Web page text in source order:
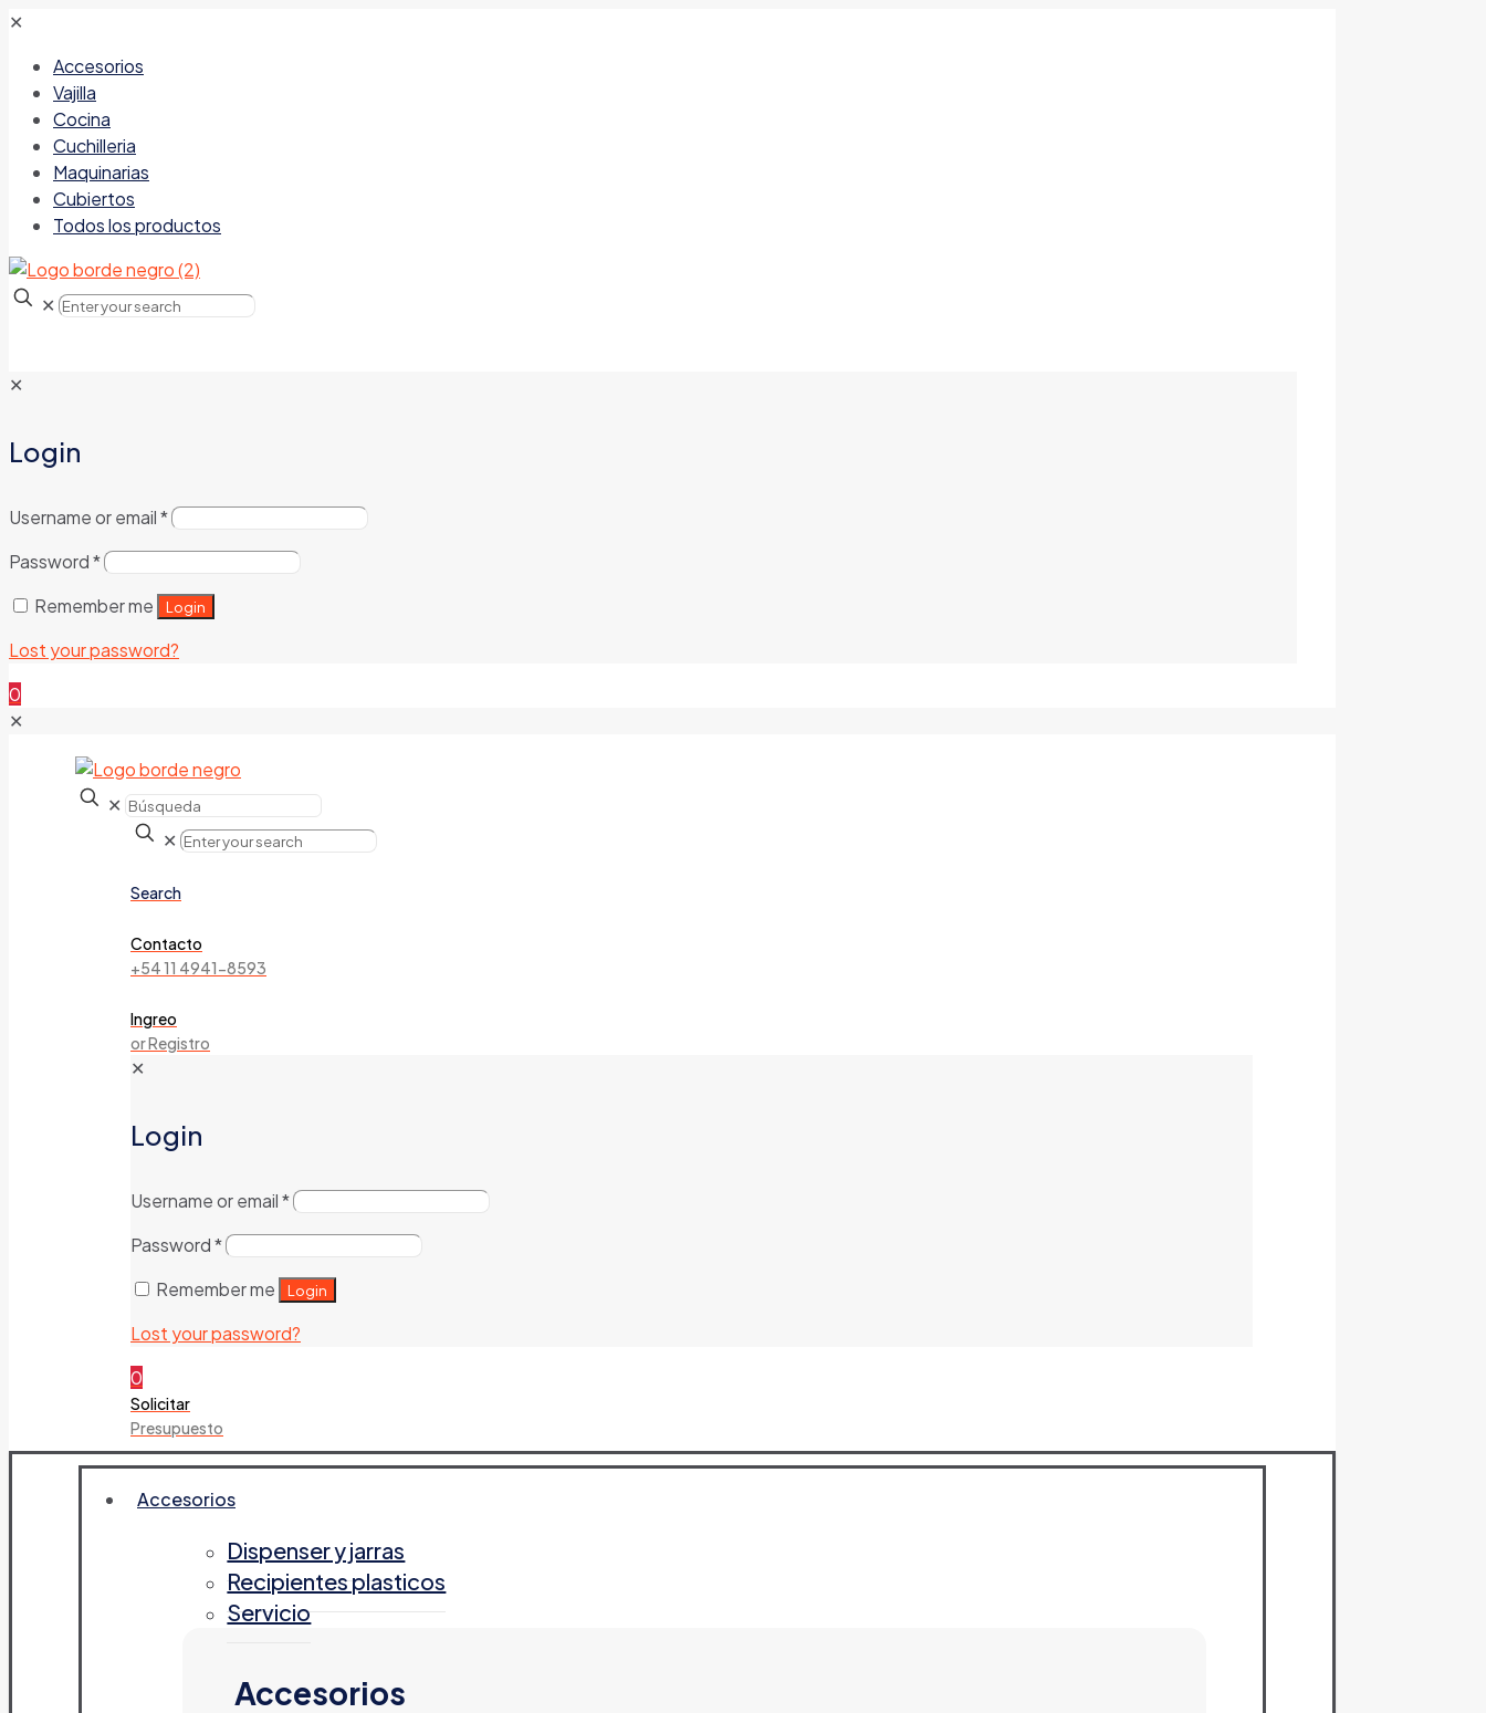
✕
Accesorios
Vajilla
Cocina
Cuchilleria
Maquinarias
Cubiertos
Todos los productos
✕
✕
Login
Username or email*
Password*
Remember me
Login
Lost your password?
0
✕
✕
✕
Search
Contacto
+54 11 4941-8593
Ingreo
or Registro
✕
Login
Username or email*
Password*
Remember me
Login
Lost your password?
0
Solicitar
Presupuesto
Accesorios
Dispenser y jarras
Recipientes plasticos
Servicio
Accesorios